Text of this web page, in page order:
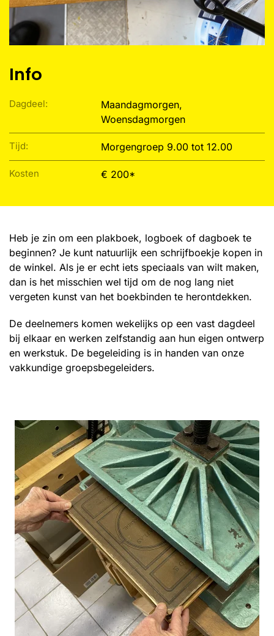
Info
Dagdeel:
Maandagmorgen,
Woensdagmorgen
Tijd: Morgengroep 9.00 tot 12.00
Kosten € 200*
Heb je zin om een plakboek, logboek of dagboek te
beginnen? Je kunt natuurlijk een schrijfboekje kopen in
de winkel. Als je er echt iets speciaals van wilt maken,
dan is het misschien wel tijd om de nog lang niet
vergeten kunst van het boekbinden te herontdekken.
De deelnemers komen wekelijks op een vast dagdeel
bij elkaar en werken zelfstandig aan hun eigen ontwerp
en werkstuk. De begeleiding is in handen van onze
vakkundige groepsbegeleiders.
Vergroot